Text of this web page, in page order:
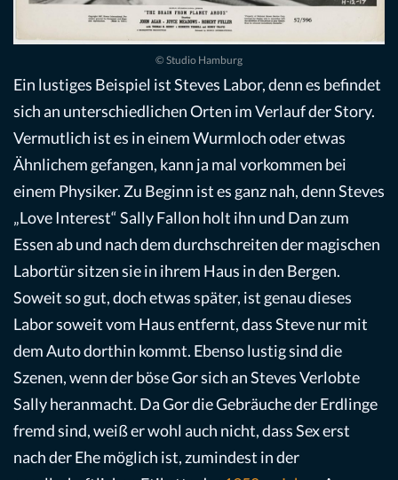
© Studio Hamburg
Ein lustiges Beispiel ist Steves Labor, denn es befindet
sich an unterschiedlichen Orten im Verlauf der Story.
Vermutlich ist es in einem Wurmloch oder etwas
Ähnlichem gefangen, kann ja mal vorkommen bei
einem Physiker. Zu Beginn ist es ganz nah, denn Steves
„Love Interest“ Sally Fallon holt ihn und Dan zum
Essen ab und nach dem durchschreiten der magischen
Labortür sitzen sie in ihrem Haus in den Bergen.
Soweit so gut, doch etwas später, ist genau dieses
Labor soweit vom Haus entfernt, dass Steve nur mit
dem Auto dorthin kommt. Ebenso lustig sind die
Szenen, wenn der böse Gor sich an Steves Verlobte
Sally heranmacht. Da Gor die Gebräuche der Erdlinge
fremd sind, weiß er wohl auch nicht, dass Sex erst
nach der Ehe möglich ist, zumindest in der